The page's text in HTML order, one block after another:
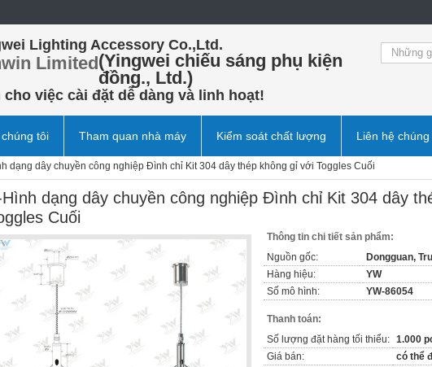
Lighting Accessory Co.,Ltd.
Limited(Yingwei chiếu sáng phụ kiện
đồng., Ltd.)
cho việc cài đặt dễ dàng và linh hoạt!
tôi Tham quan nhà máy Kiểm soát chất lượng Liên hệ chúng
dạng dây chuyền công nghiệp Đình chỉ Kit 304 dây thép không gỉ với Toggles Cuối
Hình dạng dây chuyền công nghiệp Đình chỉ Kit 304 dây
Cuối
Thông tin chi tiết sản phẩm:
Nguồn gốc:
Dongguan,
Hàng hiệu:
YW
Số mô hình:
YW-86054
Thanh toán:
Số lượng đặt hàng tối thiểu: 1.000
Giá bán:
có thể